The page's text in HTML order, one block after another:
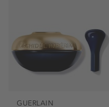
GUERLAIN